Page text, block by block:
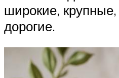
широкие,
дорогие.